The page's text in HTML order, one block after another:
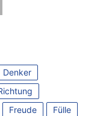
Denker
Freude
Fülle